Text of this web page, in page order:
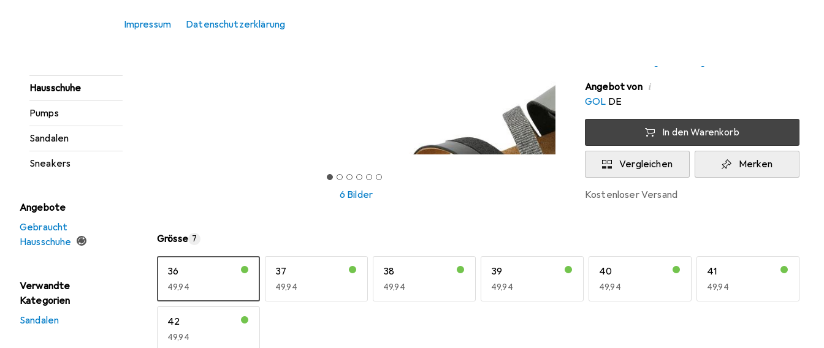
Impressum Datenschutzerklärung
Hausschuhe
Pumps
Sandalen
Sneakers
Angebote
Gebraucht
Hausschuhe
Verwandte
Kategorien
Sandalen
6 Bilder
Angebot von i
GOL DE
In den Warenkorb
Vergleichen Merken
kostenloser Versand
Grösse 7
36
EUR
49,94
37
EUR
49,94
38
EUR
49,94
39
EUR
49,94
40
EUR
49,94
41
EUR
49,94
42
EUR
49,94